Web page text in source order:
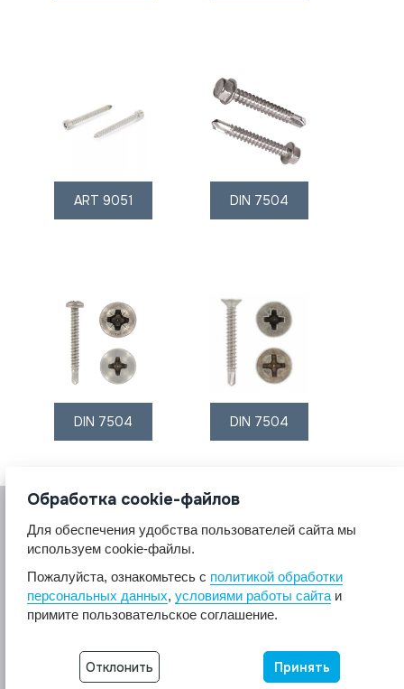
ART 9051 DIN 7504
DIN 7504 DIN 7504
© 2017 A2A4
Крепеж из нержавеющей стали А2 А4.
Разработка сайта -
Неткам
Обработка cookie-файлов
Для обеспечения удобства пользователей сайта мы
используем cookie-файлы.
Пожалуйста, ознакомьтесь с политикой обработки
персональных данных, условиями работы сайта и
примите пользовательское соглашение.
Отклонить Принять